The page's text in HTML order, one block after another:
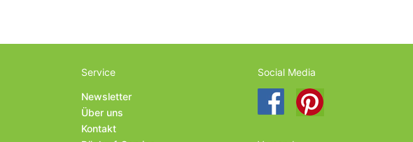
Service
Newsletter
Über uns
Kontakt
Social Media